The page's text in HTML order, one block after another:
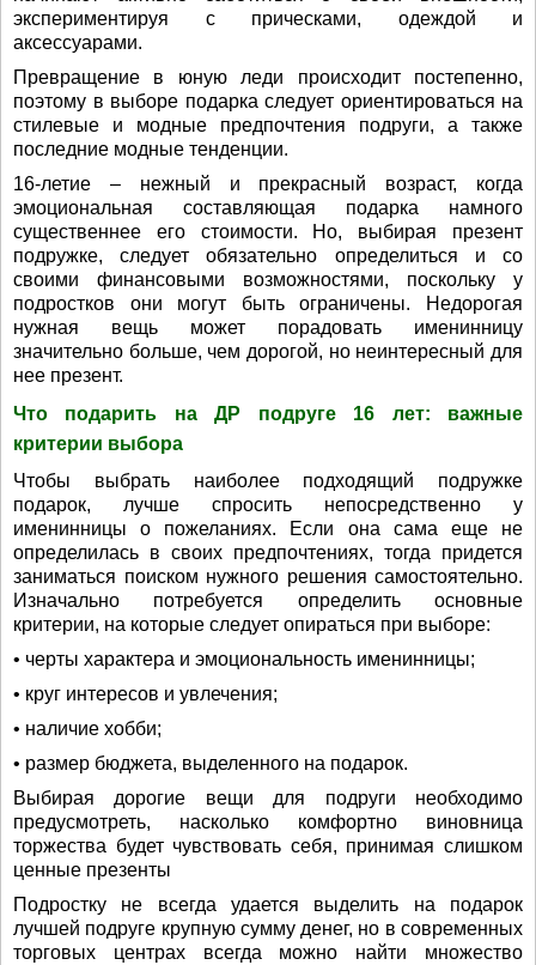
экспериментируя с прическами, одеждой и
аксессуарами.
Превращение в юную леди происходит постепенно,
поэтому в выборе подарка следует ориентироваться на
стилевые и модные предпочтения подруги, а также
последние модные тенденции.
16-летие – нежный и прекрасный возраст, когда
эмоциональная составляющая подарка намного
существеннее его стоимости. Но, выбирая презент
подружке, следует обязательно определиться и со
своими финансовыми возможностями, поскольку у
подростков они могут быть ограничены. Недорогая
нужная вещь может порадовать именинницу
значительно больше, чем дорогой, но неинтересный для
нее презент.
Что подарить на ДР подруге 16 лет: важные
критерии выбора
Чтобы выбрать наиболее подходящий подружке
подарок, лучше спросить непосредственно у
именинницы о пожеланиях. Если она сама еще не
определилась в своих предпочтениях, тогда придется
заниматься поиском нужного решения самостоятельно.
Изначально потребуется определить основные
критерии, на которые следует опираться при выборе:
• черты характера и эмоциональность именинницы;
• круг интересов и увлечения;
• наличие хобби;
• размер бюджета, выделенного на подарок.
Выбирая дорогие вещи для подруги необходимо
предусмотреть, насколько комфортно виновница
торжества будет чувствовать себя, принимая слишком
ценные презенты
Подростку не всегда удается выделить на подарок
лучшей подруге крупную сумму денег, но в современных
торговых центрах всегда можно найти множество